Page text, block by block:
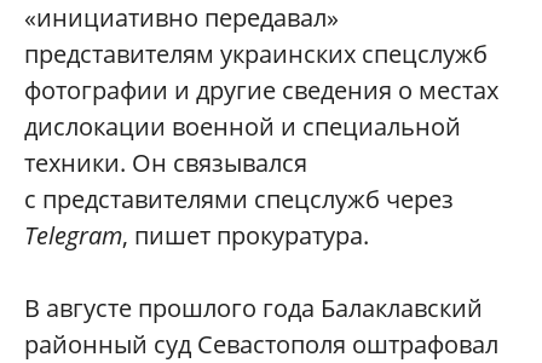
«инициативно передавал»
представителям украинских спецслужб
фотографии и другие сведения о местах
дислокации военной и специальной
техники. Он связывался
с представителями спецслужб через
Telegram, пишет прокуратура.
В августе прошлого года Балаклавский
районный суд Севастополя оштрафовал